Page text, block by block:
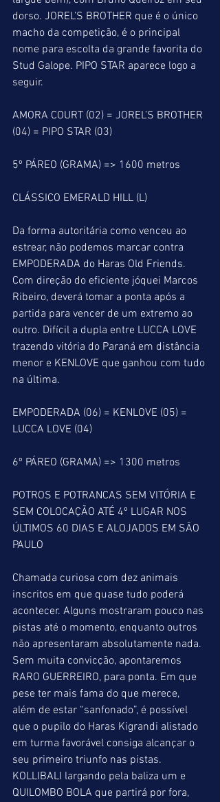
dorso. JOREL’S BROTHER que é o único
macho da competição, é o principal
nome para escolta da grande favorita do
Stud Galope. PIPO STAR aparece logo a
seguir.
AMORA COURT (02) = JOREL’S BROTHER
(04) = PIPO STAR (03)
5º PÁREO (GRAMA) => 1600 metros
CLÁSSICO EMERALD HILL (L)
Da forma autoritária como venceu ao
estrear, não podemos marcar contra
EMPODERADA do Haras Old Friends.
Com direção do eficiente jóquei Marcos
Ribeiro, deverá tomar a ponta após a
partida para vencer de um extremo ao
outro. Difícil a dupla entre LUCCA LOVE
trazendo vitória do Paraná em distância
menor e KENLOVE que ganhou com tudo
na última.
EMPODERADA (06) = KENLOVE (05) =
LUCCA LOVE (04)
6º PÁREO (GRAMA) => 1300 metros
POTROS E POTRANCAS SEM VITÓRIA E
SEM COLOCAÇÃO ATÉ 4º LUGAR NOS
ÚLTIMOS 60 DIAS E ALOJADOS EM SÃO
PAULO
Chamada curiosa com dez animais
inscritos em que quase tudo poderá
acontecer. Alguns mostraram pouco nas
pistas até o momento, enquanto outros
não apresentaram absolutamente nada.
Sem muita convicção, apontaremos
RARO GUERREIRO, para ponta. Em que
pese ter mais fama do que merece,
além de estar “sanfonado”, é possível
que o pupilo do Haras Kigrandi alistado
em turma favorável consiga alcançar o
seu primeiro triunfo nas pistas.
KOLLIBALI largando pela baliza um e
QUILOMBO BOLA que partirá por fora,